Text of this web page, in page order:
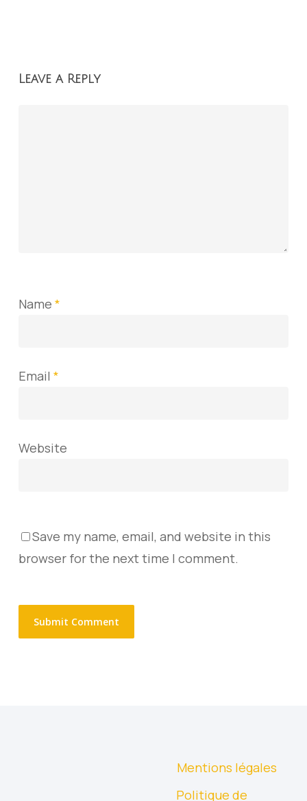
Leave a Reply
Name *
Email *
Website
Save my name, email, and website in this
browser for the next time I comment.
Mentions légales
Politique de